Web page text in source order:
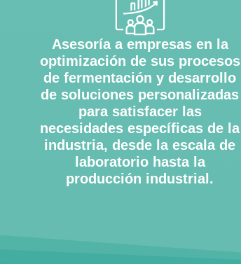
Asesoría a empresas en la
optimización de sus procesos
de fermentación y desarrollo
de soluciones personalizadas
para satisfacer las
necesidades específicas de la
industria, desde la escala de
laboratorio hasta la
producción industrial.